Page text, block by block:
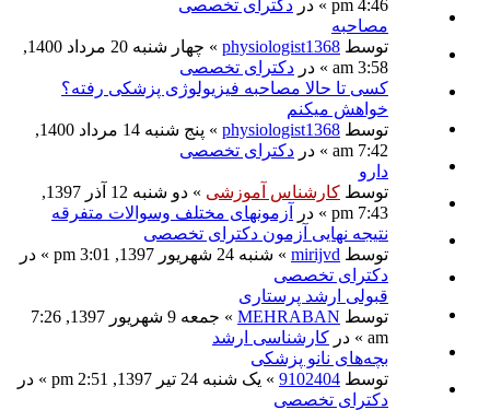
4:46 pm » در
دکترای تخصصی
مصاحبه
توسط physiologist1368
» چهار شنبه 20 مرداد 1400,
3:58 am » در
دکترای تخصصی
کسی تا حالا مصاحبه فیزیولوژی پزشکی رفته؟
خواهش میکنم
توسط physiologist1368
» پنج شنبه 14 مرداد 1400,
7:42 am » در
دکترای تخصصی
دارو
توسط کارشناس آموزشی
» دو شنبه 12 آذر 1397,
7:43 pm » در
آزمونهای مختلف وسوالات متفرقه
نتیجه نهایی آزمون دکترای تخصصی
توسط mirijvd » شنبه 24 شهریور 1397, 3:01 pm » در
دکترای تخصصی
قبولی ارشد پرستاری
توسط MEHRABAN
» جمعه 9 شهریور 1397, 7:26
am » در
کارشناسی ارشد
بچه‌های نانو پزشکی
توسط 9102404 » یک شنبه 24 تیر 1397, 2:51 pm » در
دکترای تخصصی